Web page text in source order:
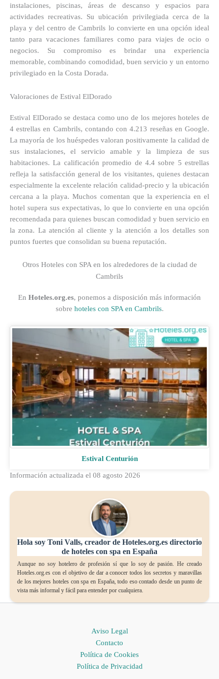
instalaciones, piscinas, áreas de descanso y espacios para
actividades recreativas. Su ubicación privilegiada cerca de la
playa y del centro de Cambrils lo convierte en una opción ideal
tanto para vacaciones familiares como para viajes de ocio o
negocios. Su compromiso es brindar una experiencia
memorable, combinando comodidad, buen servicio y un entorno
privilegiado en la Costa Dorada.
Valoraciones de Estival ElDorado
Estival ElDorado se destaca como uno de los mejores hoteles de
4 estrellas en Cambrils, contando con 4.213 reseñas en Google.
La mayoría de los huéspedes valoran positivamente la calidad de
sus instalaciones, el servicio amable y la limpieza de sus
habitaciones. La calificación promedio de 4.4 sobre 5 estrellas
refleja la satisfacción general de los visitantes, quienes destacan
especialmente la excelente relación calidad-precio y la ubicación
cercana a la playa. Muchos comentan que la experiencia en el
hotel supera sus expectativas, lo que lo convierte en una opción
recomendada para quienes buscan comodidad y buen servicio en
la zona. La atención al cliente y la atención a los detalles son
puntos fuertes que consolidan su buena reputación.
Otros Hoteles con SPA en los alrededores de la ciudad de
Cambrils
En Hoteles.org.es, ponemos a disposición más información
sobre hoteles con SPA en Cambrils.
Estival Centurión
Información actualizada el 08 agosto 2026
Hola soy Toni Valls, creador de Hoteles.org.es directorio
de hoteles con spa en España
Aunque no soy hotelero de profesión sí que lo soy de pasión. He creado
Hoteles.org.es con el objetivo de dar a conocer todos los secretos y maravillas
de los mejores hoteles con spa en España, todo eso contado desde un punto de
vista más informal y fácil para entender por cualquiera.
Aviso Legal
Contacto
Política de Cookies
Política de Privacidad